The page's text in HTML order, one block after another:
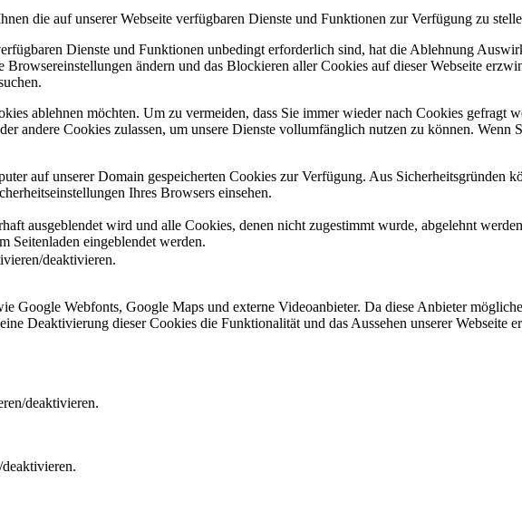
die auf unserer Webseite verfügbaren Dienste und Funktionen zur Verfügung zu
Dienste und Funktionen unbedingt erforderlich sind, hat die Ablehnung
ändern und das Blockieren aller Cookies auf dieser Webseite
ablehnen möchten. Um zu vermeiden, dass Sie immer wieder nach Cookies gefragt
andere Cookies zulassen, um unsere Dienste vollumfänglich nutzen zu können. Wenn
auf unserer Domain gespeicherten Cookies zur Verfügung. Aus Sicherheitsgründen
Ihres Browsers einsehen.
ausgeblendet wird und alle Cookies, denen nicht zugestimmt wurde, abgelehnt
Seitenladen eingeblendet werden.
deaktivieren.
Google Webfonts, Google Maps und externe Videoanbieter. Da diese Anbieter
Deaktivierung dieser Cookies die Funktionalität und das Aussehen unserer
deaktivieren.